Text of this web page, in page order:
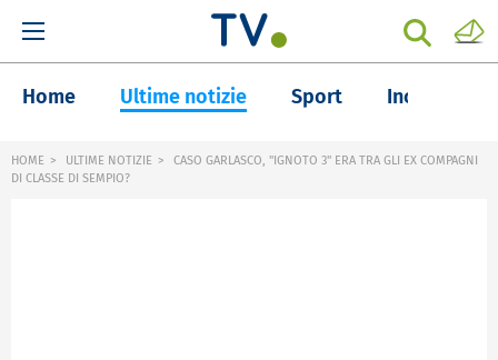
Home Ultime notizie Sport Inchieste
HOME ULTIME NOTIZIE
CASO GARLASCO, "IGNOTO 3" ERA TRA GLI EX COMPAGNI
DI CLASSE DI SEMPIO?